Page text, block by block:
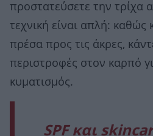
προστατεύσετε την τρίχα
τεχνική είναι απλή: καθώς
πρέσα προς τις άκρες,
περιστροφές στον καρπό
κυματισμός.
SPF και